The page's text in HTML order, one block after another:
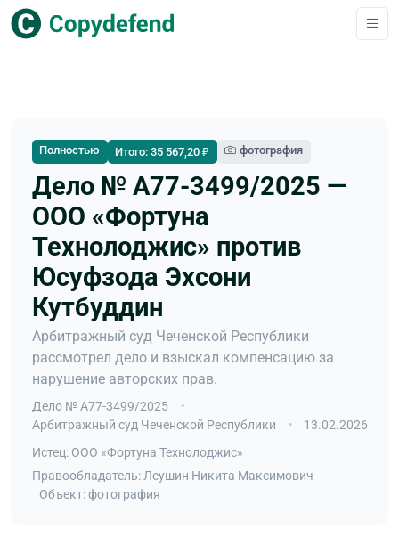
Полностью Итого: 35 567,20 ₽ фотография
Дело № А77-3499/2025 —
ООО «Фортуна
Технолоджис» против
Юсуфзода Эхсони
Кутбуддин
Арбитражный суд Чеченской Республики
рассмотрел дело и взыскал компенсацию за
нарушение авторских прав.
Дело № А77-3499/2025
Арбитражный суд Чеченской Республики
13.02.2026
Истец: ООО «Фортуна Технолоджис»
Правообладатель: Леушин Никита Максимович
Объект: фотография